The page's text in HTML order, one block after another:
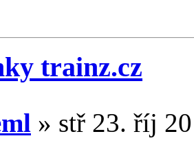
trainz.cz
» stř 23. říj